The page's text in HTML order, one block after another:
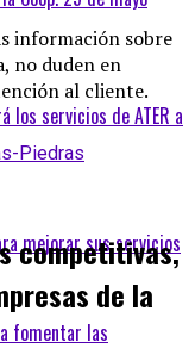
información sobre
no duden en
al cliente.
Piedras
mejorar sus servicios
fomentar las
los servicios de ATER a
competitivas,
de la